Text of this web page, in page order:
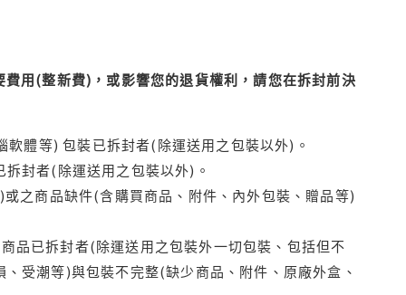
用(整新費)，或影響您的退貨權利，請您在拆封前決
體等) 包裝已拆封者(除運送用之包裝以外)。
封者(除運送用之包裝以外)。
之商品缺件(含購買商品、附件、內外包裝、贈品等)
品已拆封者(除運送用之包裝外一切包裝、包括但不
受潮等)與包裝不完整(缺少商品、附件、原廠外盒、